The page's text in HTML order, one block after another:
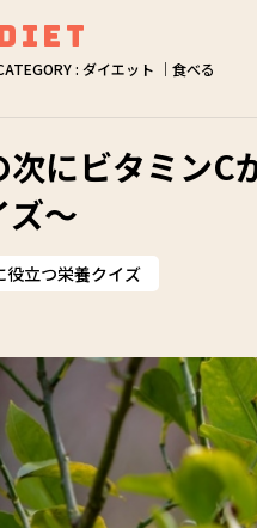
: ダイエット ｜食べる
次にビタミンC
ズ～
役立つ栄養クイズ